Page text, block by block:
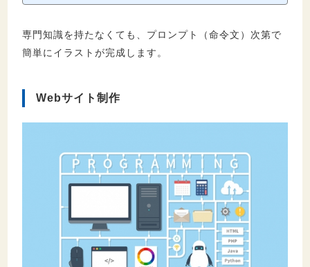
専門知識を持たなくても、プロンプト（命令文）次第で
簡単にイラストが完成します。
Webサイト制作